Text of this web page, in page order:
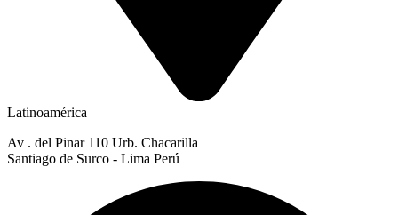
Latinoamérica
Av . del Pinar 110 Urb. Chacarilla
Santiago de Surco - Lima Perú